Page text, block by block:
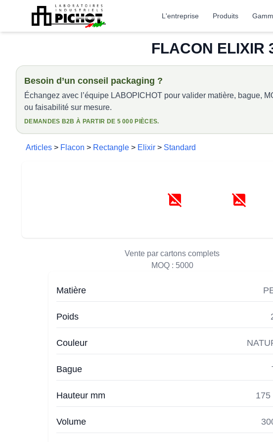
L'entreprise Produits
FLACON ELIXIR
Besoin d’un conseil packaging ?
Échangez avec l’équipe LABOPICHOT pour valider matière, bague,
ou faisabilité sur mesure.
DEMANDES B2B À PARTIR DE 5 000 PIÈCES.
Articles > Flacon > Rectangle > Elixir > Standard
Vente par cartons complets
MOQ : 5000
Matière
Poids
Couleur
Bague
Hauteur mm 175
Volume